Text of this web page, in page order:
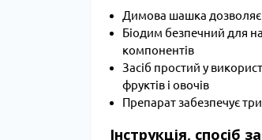
Димова шашка дозволяє
Біодим безпечний для
компонентів
Засіб простий у
фруктів і овочів
Препарат забезпечує
Інструкція, спосіб